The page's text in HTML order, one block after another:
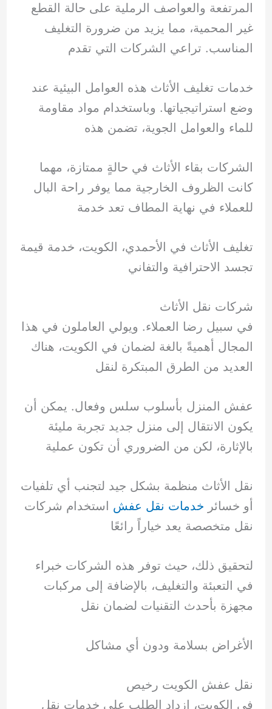
المرتفعة والعواصف الرملية على حالة القطع
غير المحمية، مما يزيد من ضرورة التغليف
المناسب. تراعي الشركات التي تقدم
خدمات تغليف الأثاث هذه العوامل البيئية عند
وضع استراتيجياتها. وباستخدام مواد مقاومة
للماء والعوامل الجوية، تضمن هذه
الشركات بقاء الأثاث في حالةٍ ممتازة، مهما
كانت الظروف الخارجية مما يوفر راحة البال
للعملاء في نهاية المطاف تعد خدمة
تغليف الأثاث في الأحمدي، الكويت، خدمة قيمة
تجسد الاحترافية والتفاني
شركات نقل الأثاث
في سبيل رضا العملاء. ويولي العاملون في هذا
المجال أهميةً بالغة لضمان في الكويت، هناك
العديد من الطرق المبتكرة لنقل
عفش المنزل بأسلوب سلس وفعال. يمكن أن
يكون الانتقال إلى منزل جديد تجربة مليئة
بالإثارة، لكن من الضروري أن تكون عملية
نقل الأثاث منظمة بشكل جيد لتجنب أي تلفيات
أو خسائر خدمات نقل عفش استخدام شركات
نقل متخصصة يعد خياراً رائعًا
لتحقيق ذلك، حيث توفر هذه الشركات خبراء
في التعبئة والتغليف، بالإضافة إلى مركبات
مجهزة بأحدث التقنيات لضمان نقل
الأغراض بسلامة ودون أي مشاكل
نقل عفش الكويت رخيص
في الكويت، ازداد الطلب على خدمات نقل